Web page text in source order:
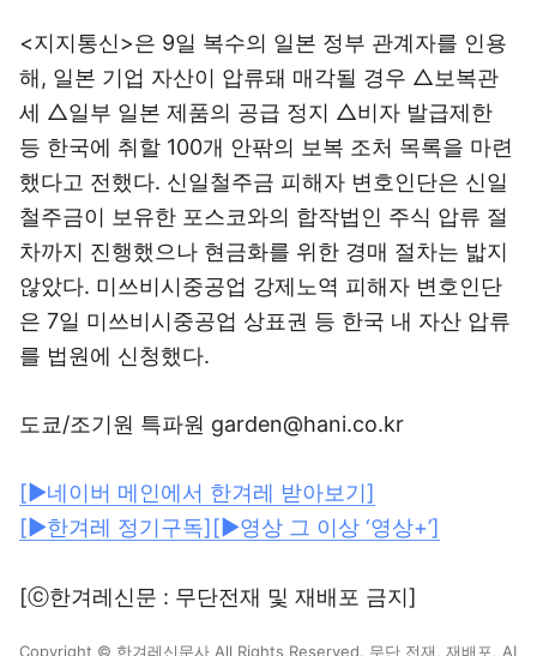
<지지통신>은 9일 복수의 일본 정부 관계자를 인용
해, 일본 기업 자산이 압류돼 매각될 경우 △보복관
세 △일부 일본 제품의 공급 정지 △비자 발급제한
등 한국에 취할 100개 안팎의 보복 조처 목록을 마련
했다고 전했다. 신일철주금 피해자 변호인단은 신일
철주금이 보유한 포스코와의 합작법인 주식 압류 절
차까지 진행했으나 현금화를 위한 경매 절차는 밟지
않았다. 미쓰비시중공업 강제노역 피해자 변호인단
은 7일 미쓰비시중공업 상표권 등 한국 내 자산 압류
를 법원에 신청했다.
도쿄/조기원 특파원 garden@hani.co.kr
[▶네이버 메인에서 한겨레 받아보기]
[▶한겨레 정기구독] [▶영상 그 이상 ‘영상+’]
[ⓒ한겨레신문 : 무단전재 및 재배포 금지]
Copyright © 한겨레신문사 All Rights Reserved. 무단 전재, 재배포, AI